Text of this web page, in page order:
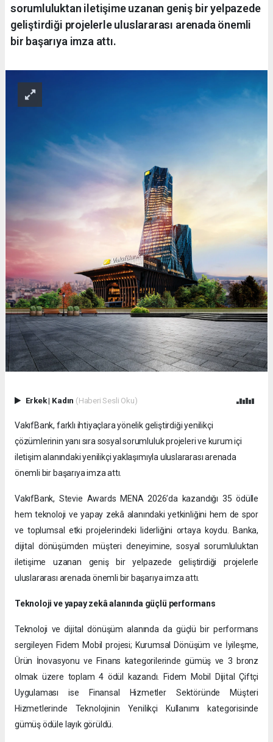
sorumluluktan iletişime uzanan geniş bir yelpazede
geliştirdiği projelerle uluslararası arenada önemli
bir başarıya imza attı.
Erkek| Kadın (Haberi Sesli Oku)
VakıfBank, farklı ihtiyaçlara yönelik geliştirdiği yenilikçi
çözümlerinin yanı sıra sosyal sorumluluk projeleri ve kurum içi
iletişim alanındaki yenilikçi yaklaşımıyla uluslararası arenada
önemli bir başarıya imza attı.
VakıfBank, Stevie Awards MENA 2026’da kazandığı 35 ödülle
hem teknoloji ve yapay zekâ alanındaki yetkinliğini hem de spor
ve toplumsal etki projelerindeki liderliğini ortaya koydu. Banka,
dijital dönüşümden müşteri deneyimine, sosyal sorumluluktan
iletişime uzanan geniş bir yelpazede geliştirdiği projelerle
uluslararası arenada önemli bir başarıya imza attı.
Teknoloji ve yapay zekâ alanında güçlü performans
Teknoloji ve dijital dönüşüm alanında da güçlü bir performans
sergileyen Fidem Mobil projesi; Kurumsal Dönüşüm ve İyileşme,
Ürün İnovasyonu ve Finans kategorilerinde gümüş ve 3 bronz
olmak üzere toplam 4 ödül kazandı. Fidem Mobil Dijital Çiftçi
Uygulaması ise Finansal Hizmetler Sektöründe Müşteri
Hizmetlerinde Teknolojinin Yenilikçi Kullanımı kategorisinde
gümüş ödüle layık görüldü.